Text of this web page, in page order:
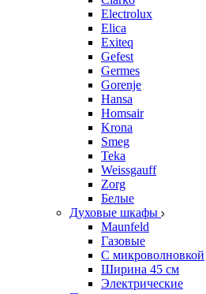
Electrolux
Elica
Exiteq
Gefest
Germes
Gorenje
Hansa
Homsair
Krona
Smeg
Teka
Weissgauff
Zorg
Белые
Духовые шкафы
Maunfeld
Газовые
С микроволновкой
Ширина 45 см
Электрические